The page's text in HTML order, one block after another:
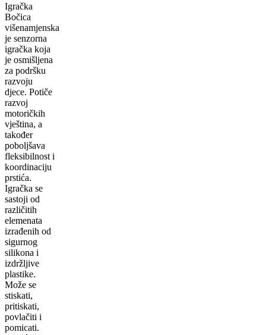
Igračka
Bočica
višenamjenska
je senzorna
igračka koja
je osmišljena
za podršku
razvoju
djece. Potiče
razvoj
motoričkih
vještina, a
također
poboljšava
fleksibilnost i
koordinaciju
prstića.
Igračka se
sastoji od
različitih
elemenata
izrađenih od
sigurnog
silikona i
izdržljive
plastike.
Može se
stiskati,
pritiskati,
povlačiti i
pomicati.